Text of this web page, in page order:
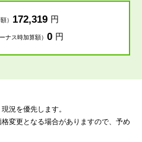
） 172,319 円
ーナス時加算額） 0 円
況を優先します。
変更となる場合がありますので、予め